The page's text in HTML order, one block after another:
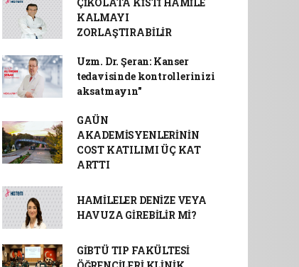
KALMAYI
ZORLAŞTIRABİLİR
Uzm. Dr. Şeran: Kanser
tedavisinde kontrollerinizi
aksatmayın"
GAÜN
AKADEMİSYENLERİNİN
COST KATILIMI ÜÇ KAT
ARTTI
HAMİLELER DENİZE VEYA
HAVUZA GİREBİLİR Mİ?
GİBTÜ TIP FAKÜLTESİ